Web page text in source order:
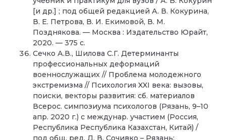
[и др.] ; под общей редакцией А. В. Кокурина,
В. Е. Петрова, В. И. Екимовой, В. М.
Позднякова. — Москва : Издательство Юрайт,
2020. — 375 с.
Сечко А.В., Шилова С.Г. Детерминанты
профессиональных деформаций
военнослужащих // Проблема молодежного
экстремизма // Психология XXI века: вызовы,
поиски, векторы развития: сб. материалов
Всерос. симпозиума психологов (Рязань, 9–10
апр. 2020 г.) с междунар. участием (Россия,
Республика Республика Казахстан, Китай) /
под общ. ред. Д. В. Сочивко – Рязань: